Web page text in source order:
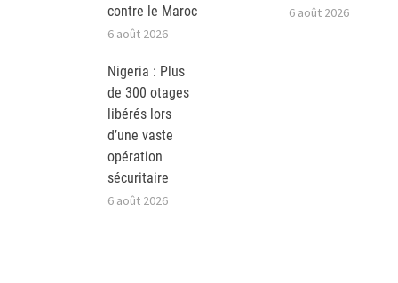
contre le Maroc
6 août 2026
6 août 2026
Nigeria : Plus
de 300 otages
libérés lors
d’une vaste
opération
sécuritaire
6 août 2026